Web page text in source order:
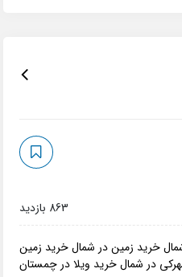
863 بازدید
خرید زمین در شمال خرید زمین
در شمال خرید ویلا در چمستان